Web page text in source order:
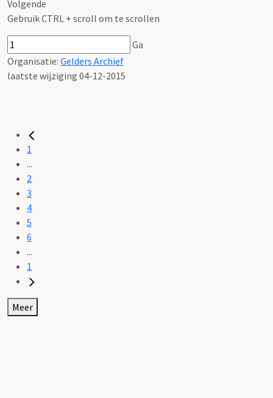
Volgende
Gebruik CTRL + scroll om te scrollen
Ga
Organisatie: Gelders Archief
laatste wijziging 04-12-2015
1
...
2
3
4
5
6
...
1
Meer